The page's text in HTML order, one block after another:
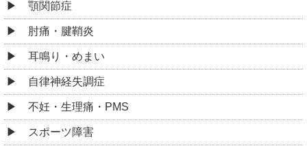
顎関節症
肘痛・腱鞘炎
耳鳴り・めまい
自律神経失調症
不妊・生理痛・PMS
スポーツ障害